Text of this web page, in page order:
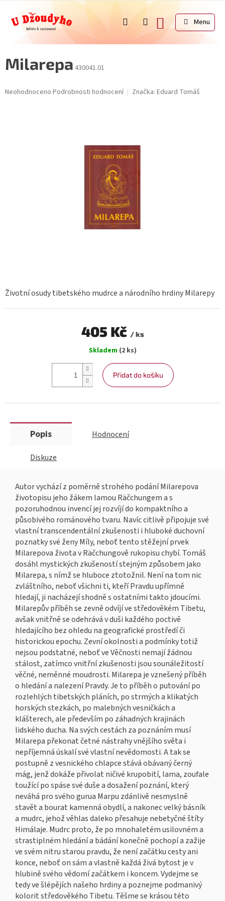
obsah
NÁKUPNÍ
KOŠÍK
Milarepa 430041.01
Průměrné
Neohodnoceno Podrobnosti hodnocení Značka: Eduard Tomáš
Životní osudy tibetského mudrce a národního hrdiny Milarepy
405 Kč / ks
cena:
Skladem (2 ks)
Přidat do košíku
Popis Hodnocení
Diskuze
Autor vychází z poměrně strohého podání Milarepova
životopisu jeho žákem lamou Räčchungem a s
pozoruhodnou invencí jej rozvíjí do kompaktního a
působivého románového tvaru. Navíc citlivě připojuje své
vlastní transcendentální zkušenosti i hluboké duchovní
poznatky své ženy Míly, neboť tento stěžejní prvek
Milarepova života v Räčchungově rukopisu chybí. Tomáš
dosáhl mystických zkušeností stejným způsobem jako
Milarepa, s nímž se hluboce ztotožnil. Není na tom nic
zvláštního, neboť všichni ti, kteří Pravdu upřímně
hledají, ji nacházejí shodně s ostatními takto jdoucími.
Milarepův příběh se zevně odvíjí ve středověkém Tibetu,
avšak vnitřně se odehrává v duši každého poctivě
hledajícího bez ohledu na geografické prostředí či
historickou epochu. Zevní okolnosti a podmínky totiž
nejsou podstatné, neboť ve Věčnosti nemají žádnou
stálost, zatímco vnitřní zkušenosti jsou sounáležitostí
věčné, neměnné moudrosti. Milarepa je vznešený příběh
o hledání a nalezení Pravdy. Je to příběh o putování po
rozlehlých tibetských pláních, po strmých a klikatých
horských stezkách, po malebných vesničkách a
klášterech, ale především po záhadných krajinách
lidského ducha. Na svých cestách za poznáním musí
Milarepa překonat četné nástrahy vnějšího světa i
nepříjemná úskalí své vlastní nevědomosti. A tak se
postupně z vesnického chlapce stává obávaný černý
mág, jenž dokáže přivolat ničivé krupobití, lama, zoufale
toužící po spáse své duše a dosažení poznání, který
neváhá pro svého gurua Marpu zdánlivě nesmyslně
stavět a bourat kamenná obydlí, a nakonec velký básník
a mudrc, jehož věhlas daleko přesahuje nebetyčné štíty
Himálaje. Mudrc proto, že po mnohaletém usilovném a
strastiplném hledání a bádání konečně pochopí a zažije
ve svém nitru starou pravdu, že není začátku cesty ani
konce, neboť on sám a vlastně každá živá bytost je v
hlubině svého vědomí začátkem i koncem. Vydejme se
tedy ve šlépějích našeho hrdiny a poznejme podmanivý
kolorit středověkého Tibetu. Těšme se krásou této